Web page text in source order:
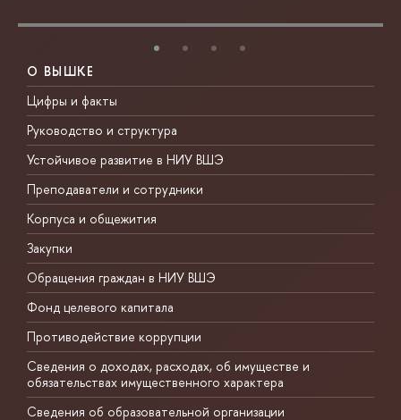
О ВЫШКЕ
Цифры и факты
Руководство и структура
Устойчивое развитие в НИУ ВШЭ
Преподаватели и сотрудники
Корпуса и общежития
Закупки
Обращения граждан в НИУ ВШЭ
Фонд целевого капитала
Противодействие коррупции
Сведения о доходах, расходах, об имуществе и
обязательствах имущественного характера
Сведения об образовательной организации